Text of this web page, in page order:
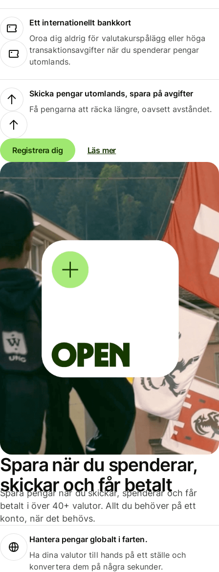
Ett internationellt bankkort
Oroa dig aldrig för valutakurspålägg eller höga
transaktionsavgifter när du spenderar pengar
utomlands.
Skicka pengar utomlands, spara på avgifter
Få pengarna att räcka längre, oavsett avståndet.
Registrera dig Läs mer
Spara när du spenderar,
skickar och får betalt
Spara pengar när du skickar, spenderar och får
betalt i över 40+ valutor. Allt du behöver på ett
konto, när det behövs.
Hantera pengar globalt i farten.
Ha dina valutor till hands på ett ställe och
konvertera dem på några sekunder.